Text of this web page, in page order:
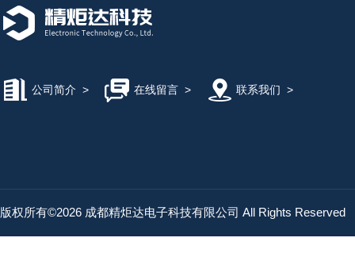
公司简介 > 在线留言> 联系我们 >
版权所有©2026 成都精炬达电子科技有限公司 All Rights Reserved